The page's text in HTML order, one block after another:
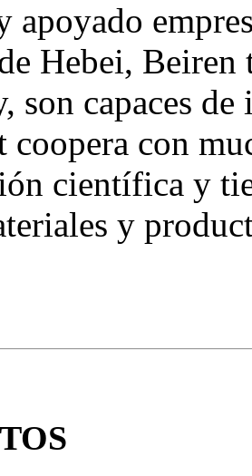
apoyado
Hebei,
son capaces
coopera con
científica y
y